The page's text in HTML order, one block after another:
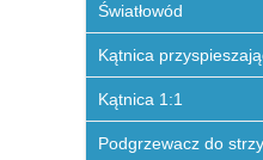
Światłowód
Kątnica
Kątnica 1:1
Podgrzewacz do